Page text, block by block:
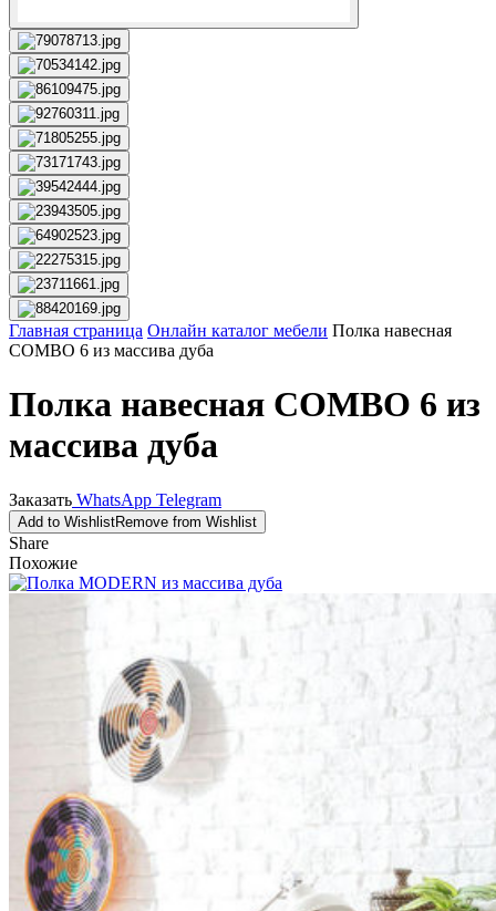
Главная страница Онлайн каталог мебели Полка навесная
COMBO 6 из массива дуба
Полка навесная COMBO 6 из
массива дуба
Заказать WhatsApp Telegram
Add to WishlistRemove from Wishlist
Share
Похожие